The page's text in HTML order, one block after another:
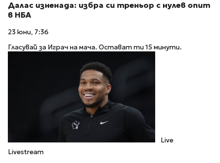
Далас изненада: избра си треньор с нулев опит
в НБА
23 юни, 7:36
Гласувай за Играч на мача. Остават ти 15 минути.
Live
Livestream